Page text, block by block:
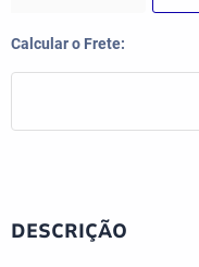
DESCRIÇÃO